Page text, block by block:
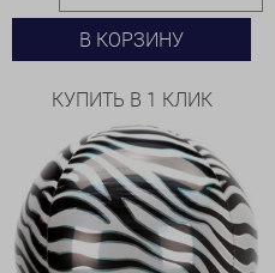
В КОРЗИНУ
КУПИТЬ В 1 КЛИК